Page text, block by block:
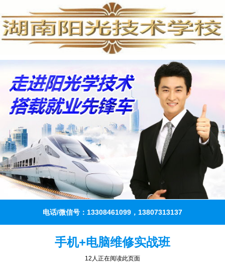
电话/微信号：13308461099，13807313137
手机+电脑维修实战班
14人正在阅读此页面